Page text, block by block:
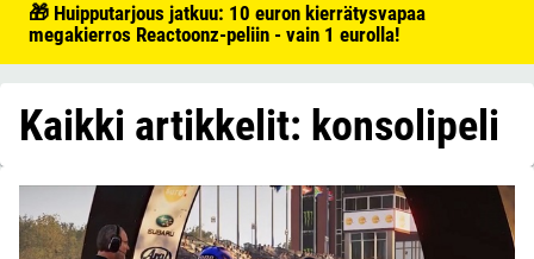
🎁 Huipputarjous jatkuu: 10 euron kierrätysvapaa
megakierros Reactoonz-peliin - vain 1 eurolla!
Kaikki artikkelit: konsolipeli